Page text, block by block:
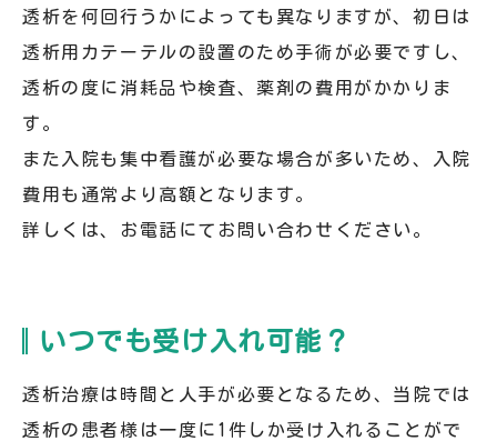
透析を何回行うかによっても異なりますが、初日は
透析用カテーテルの設置のため手術が必要ですし、
透析の度に消耗品や検査、薬剤の費用がかかりま
す。
また入院も集中看護が必要な場合が多いため、入院
費用も通常より高額となります。
詳しくは、お電話にてお問い合わせください。
いつでも受け入れ可能？
透析治療は時間と人手が必要となるため、当院では
透析の患者様は一度に1件しか受け入れることがで